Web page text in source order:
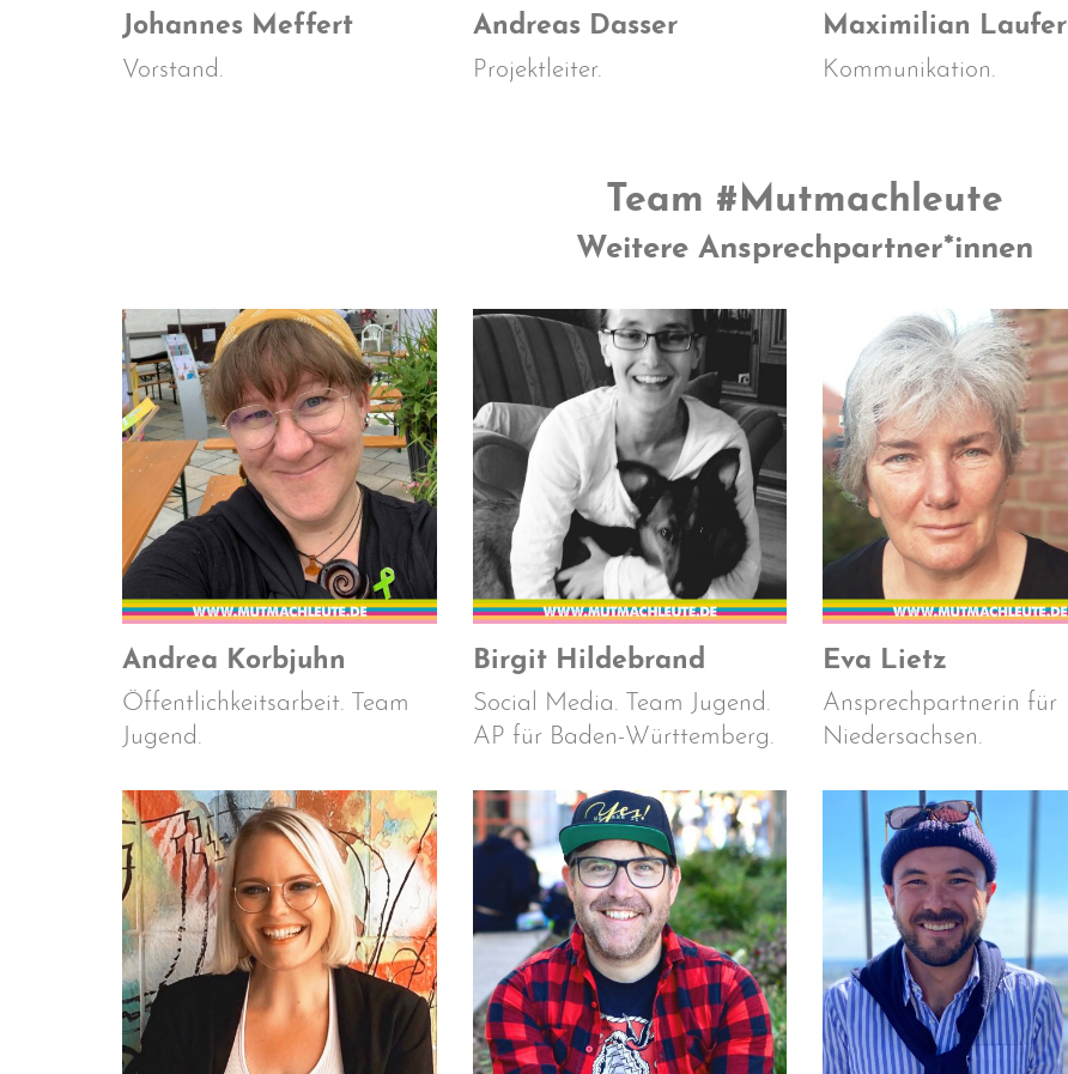
Johannes Meffert
Vorstand.
Andreas Dasser
Projektleiter.
Maximilian Laufer
Kommunikation.
Team #Mutmachleute
Weitere Ansprechpartner*innen
Andrea Korbjuhn
Öffentlichkeitsarbeit. Team
Jugend.
Birgit Hildebrand
Social Media. Team Jugend.
AP für Baden-Württemberg.
Eva Lietz
Ansprechpartnerin für
Niedersachsen.